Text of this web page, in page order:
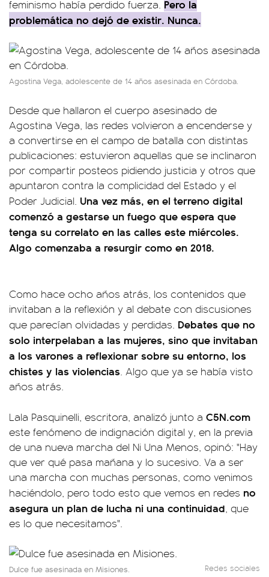
feminismo había perdido fuerza. Pero la
problemática no dejó de existir. Nunca.
Agostina Vega, adolescente de 14 años asesinada en Córdoba.
Desde que hallaron el cuerpo asesinado de
Agostina Vega, las redes volvieron a encenderse y
a convertirse en el campo de batalla con distintas
publicaciones: estuvieron aquellas que se inclinaron
por compartir posteos pidiendo justicia y otros que
apuntaron contra la complicidad del Estado y el
Poder Judicial. Una vez más, en el terreno digital
comenzó a gestarse un fuego que espera que
tenga su correlato en las calles este miércoles.
Algo comenzaba a resurgir como en 2018.
Como hace ocho años atrás, los contenidos que
invitaban a la reflexión y al debate con discusiones
que parecían olvidadas y perdidas. Debates que no
solo interpelaban a las mujeres, sino que invitaban
a los varones a reflexionar sobre su entorno, los
chistes y las violencias. Algo que ya se había visto
años atrás.
Lala Pasquinelli, escritora, analizó junto a C5N.com
este fenómeno de indignación digital y, en la previa
de una nueva marcha del Ni Una Menos, opinó: "Hay
que ver qué pasa mañana y lo sucesivo. Va a ser
una marcha con muchas personas, como venimos
haciéndolo, pero todo esto que vemos en redes no
asegura un plan de lucha ni una continuidad, que
es lo que necesitamos".
Dulce fue asesinada en Misiones. Redes sociales